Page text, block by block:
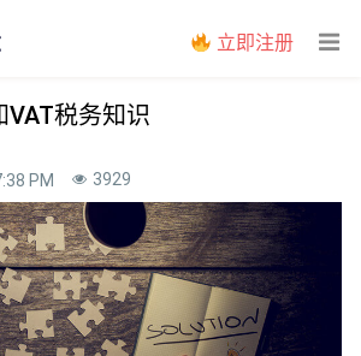
立即注册
VAT税务知识
PM 3929